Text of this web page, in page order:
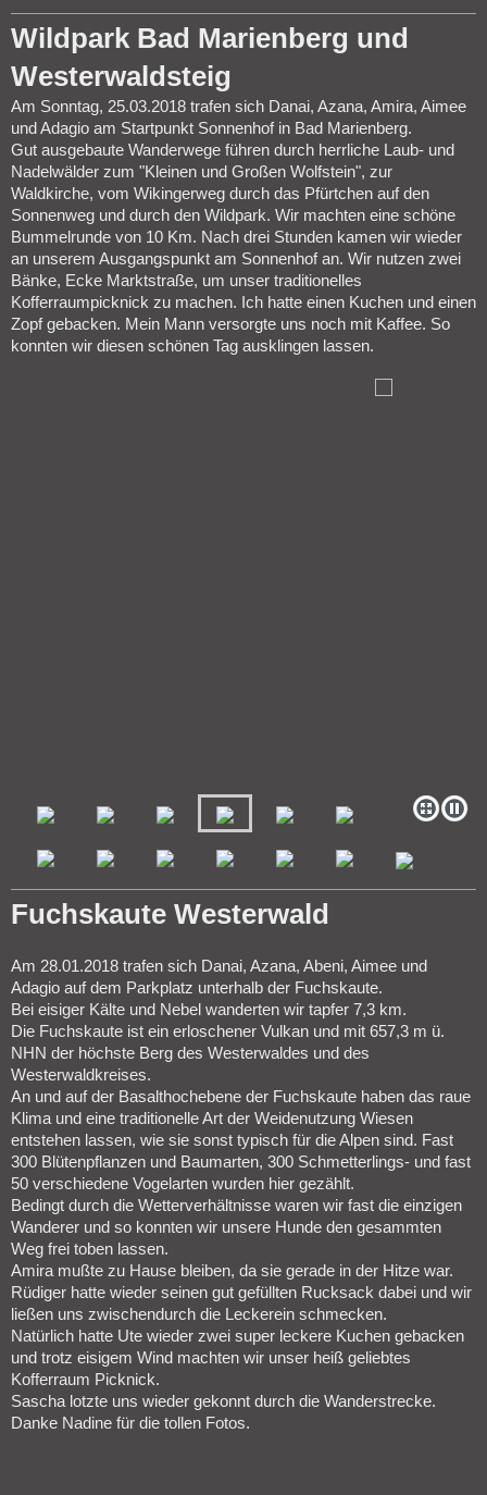
Wildpark Bad Marienberg und
Westerwaldsteig
Am Sonntag, 25.03.2018 trafen sich Danai, Azana, Amira, Aimee
und Adagio am Startpunkt Sonnenhof in Bad Marienberg.
Gut ausgebaute Wanderwege führen durch herrliche Laub- und
Nadelwälder zum "Kleinen und Großen Wolfstein", zur
Waldkirche, vom Wikingerweg durch das Pfürtchen auf den
Sonnenweg und durch den Wildpark. Wir machten eine schöne
Bummelrunde von 10 Km. Nach drei Stunden kamen wir wieder
an unserem Ausgangspunkt am Sonnenhof an. Wir nutzen zwei
Bänke, Ecke Marktstraße, um unser traditionelles
Kofferraumpicknick zu machen. Ich hatte einen Kuchen und einen
Zopf gebacken. Mein Mann versorgte uns noch mit Kaffee. So
konnten wir diesen schönen Tag ausklingen lassen.
Fuchskaute Westerwald
Am 28.01.2018 trafen sich Danai, Azana, Abeni, Aimee und
Adagio auf dem Parkplatz unterhalb der Fuchskaute.
Bei eisiger Kälte und Nebel wanderten wir tapfer 7,3 km.
Die Fuchskaute ist ein erloschener Vulkan und mit 657,3 m ü.
NHN der höchste Berg des Westerwaldes und des
Westerwaldkreises.
An und auf der Basalthochebene der Fuchskaute haben das raue
Klima und eine traditionelle Art der Weidenutzung Wiesen
entstehen lassen, wie sie sonst typisch für die Alpen sind. Fast
300 Blütenpflanzen und Baumarten, 300 Schmetterlings- und fast
50 verschiedene Vogelarten wurden hier gezählt.
Bedingt durch die Wetterverhältnisse waren wir fast die einzigen
Wanderer und so konnten wir unsere Hunde den gesammten
Weg frei toben lassen.
Amira mußte zu Hause bleiben, da sie gerade in der Hitze war.
Rüdiger hatte wieder seinen gut gefüllten Rucksack dabei und wir
ließen uns zwischendurch die Leckerein schmecken.
Natürlich hatte Ute wieder zwei super leckere Kuchen gebacken
und trotz eisigem Wind machten wir unser heiß geliebtes
Kofferraum Picknick.
Sascha lotzte uns wieder gekonnt durch die Wanderstrecke.
Danke Nadine für die tollen Fotos.